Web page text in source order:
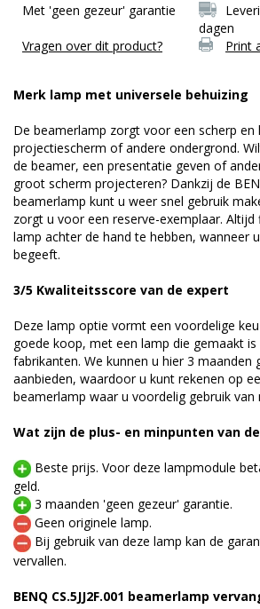
Met 'geen gezeur' garantie
dagen
Vragen over dit product?
Print
Merk lamp met universele behuizing
De beamerlamp zorgt voor een scherp en
projectiescherm of andere ondergrond.
de beamer, een presentatie geven of
groot scherm projecteren? Dankzij de
beamerlamp kunt u weer snel gebruik
zorgt u voor een reserve-exemplaar.
lamp achter de hand te hebben, wanneer
begeeft.
3/5 Kwaliteitsscore van de expert
Deze lamp optie vormt een voordelige
goede koop, met een lamp die gemaakt
fabrikanten. We kunnen u hier 3 maanden
aanbieden, waardoor u kunt rekenen op
beamerlamp waar u voordelig gebruik van
Wat zijn de plus- en minpunten van
Beste prijs. Voor deze lampmodule
geld.
3 maanden 'geen gezeur' garantie.
Geen originele lamp.
Bij gebruik van deze lamp kan de
vervallen.
BENQ CS.5JJ2F.001 beamerlamp